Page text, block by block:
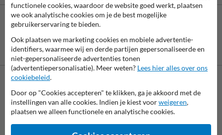
Betaling achteraf
is mogelijk
Neem contact met ons op
Wij zijn op werkdagen (van 8.00 tot 17.00) te bereiken op 038-
7920070.
Vragen? Stuur een e-mail naarinfo@trafficsupply.nlof vul het
formulier in en we reageren zo spoedig mogelijk.
functionele cookies, waardoor de website goed werkt, plaatsen
we ook analytische cookies om je de best mogelijke
gebruikerservaring te bieden.
Ook plaatsen we marketing cookies en mobiele advertentie-
identifiers, waarmee wij en derde partijen gepersonaliseerde en
niet-gepersonaliseerde advertenties tonen
(advertentiepersonalisatie). Meer weten? Lees hier alles over ons
cookiebeleid.
Door op "Cookies accepteren" te klikken, ga je akkoord met de
instellingen van alle cookies. Indien je kiest voorweigeren,
plaatsen we alleen functionele en analytische cookies.